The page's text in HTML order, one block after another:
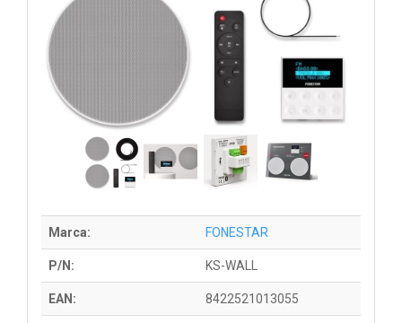
Marca: FONESTAR
P/N: KS-WALL
EAN: 8422521013055